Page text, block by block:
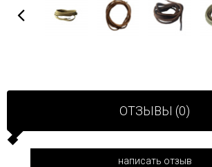
ОТЗЫВЫ (0)
написать отзыв